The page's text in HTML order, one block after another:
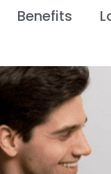
Benefits